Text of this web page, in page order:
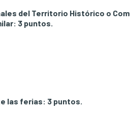
del Territorio Histórico o
3 puntos.
las ferias: 3 puntos.